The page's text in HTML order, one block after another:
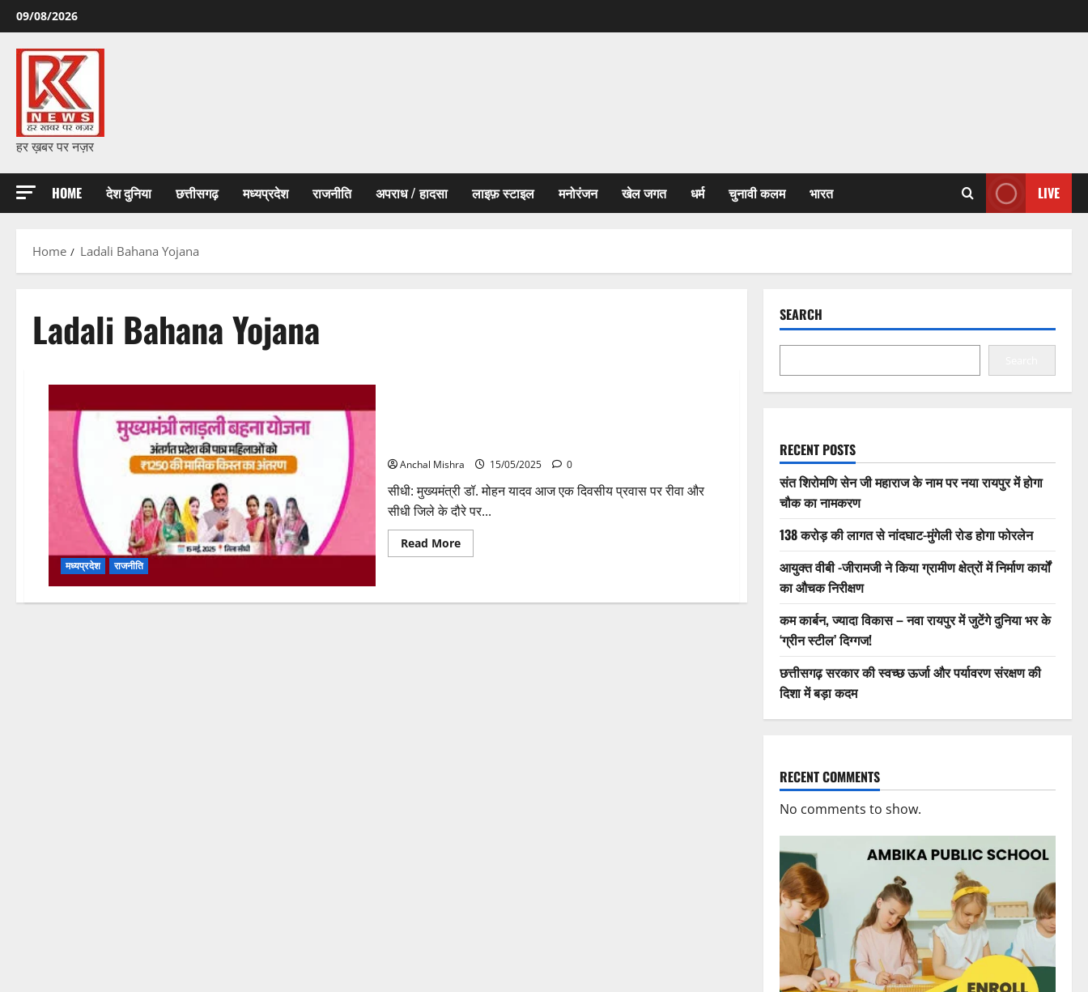
Skip
to
content
09/08/2026
हर ख़बर पर नज़र
HOME देश दुनिया छत्तीसगढ़ मध्यप्रदेश राजनीति अपराध / हादसा लाइफ़ स्टाइल मनोरंजन खेल जगत धर्म चुनावी कलम भारत LIVE
Home Ladali Bahana Yojana
Ladali Bahana Yojana
मध्यप्रदेश राजनीति
Anchal Mishra 15/05/2025 0
सीधी: मुख्यमंत्री डॉ. मोहन यादव आज एक दिवसीय प्रवास पर रीवा और
सीधी जिले के दौरे पर...
Read MoreRead
more
यादव
SEARCH
RECENT POSTS
संत शिरोमणि सेन जी महाराज के नाम पर नया रायपुर में होगा
चौक का नामकरण
138 करोड़ की लागत से नांदघाट-मुंगेली रोड होगा फोरलेन
आयुक्त वीबी -जीरामजी ने किया ग्रामीण क्षेत्रों में निर्माण कार्यों
का औचक निरीक्षण
कम कार्बन, ज्यादा विकास – नवा रायपुर में जुटेंगे दुनिया भर के
‘ग्रीन स्टील’ दिग्गज!
छत्तीसगढ़ सरकार की स्वच्छ ऊर्जा और पर्यावरण संरक्षण की
दिशा में बड़ा कदम
RECENT COMMENTS
No comments to show.